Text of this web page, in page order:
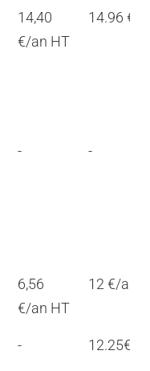
14,40
€/an HT
14.96 €/
- -
6,56
€/an HT
12 €/an
- 12.25€/